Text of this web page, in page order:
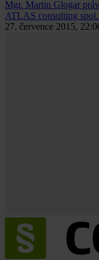
Mgr. Martin Glogar
ATLAS consulting spol.
27. července 2015,